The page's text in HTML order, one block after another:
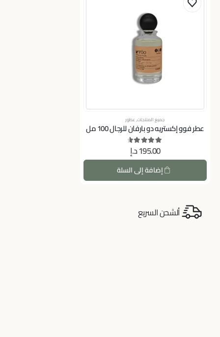
جميع المنتجات,عطور
عطر فوو إكستريه دو بارفان للرجال 100 مل
4.75
out of 5
195.00د.إ
إضافة إلى السلة
ألشحن السريع